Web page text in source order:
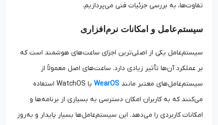
تفاوت‌ها، به بررسی جزئیات فنی می‌پردازیم.
سیستم‌عامل و امکانات نرم‌افزاری
سیستم‌عامل یکی از اصلی‌ترین اجزای ساعت‌های هوشمند است که
بر عملکرد آن‌ها تأثیر زیادی دارد. ساعت‌های اصل معمولاً از
سیستم‌عامل‌های معتبر مانندWearOS
یا WatchOS استفاده
می‌کنند که به کاربران امکان دسترسی به بسیاری از برنامه‌ها و
امکانات کاربردی را می‌دهد. این سیستم‌عامل‌ها بسیار پایدار و به‌روز